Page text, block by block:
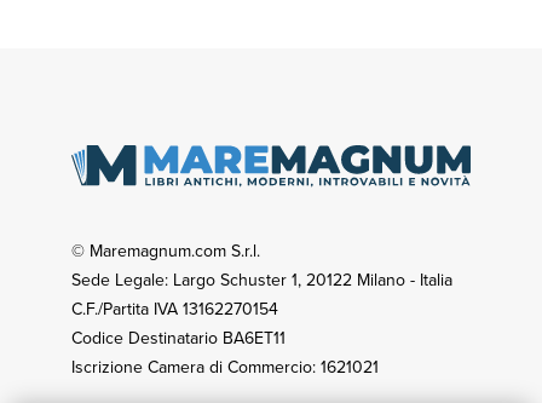
© Maremagnum.com S.r.l.
Sede Legale: Largo Schuster 1, 20122 Milano - Italia
C.F./Partita IVA 13162270154
Codice Destinatario BA6ET11
Iscrizione Camera di Commercio: 1621021